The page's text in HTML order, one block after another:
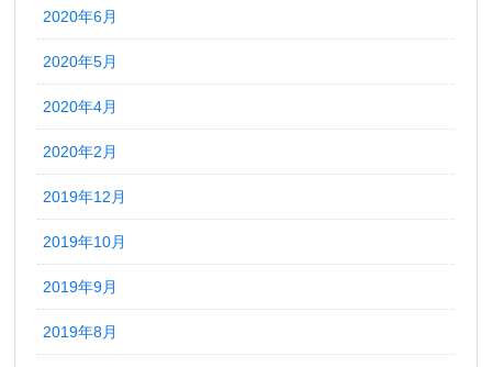
2020年6月
2020年5月
2020年4月
2020年2月
2019年12月
2019年10月
2019年9月
2019年8月